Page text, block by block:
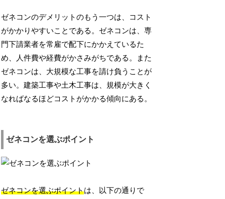
ゼネコンのデメリットのもう一つは、コスト
がかかりやすいことである。ゼネコンは、専
門下請業者を常雇で配下にかかえているた
め、人件費や経費がかさみがちである。また
ゼネコンは、大規模な工事を請け負うことが
多い。建築工事や土木工事は、規模が大きく
なればなるほどコストがかかる傾向にある。
ゼネコンを選ぶポイント
ゼネコンを選ぶポイントは、以下の通りで